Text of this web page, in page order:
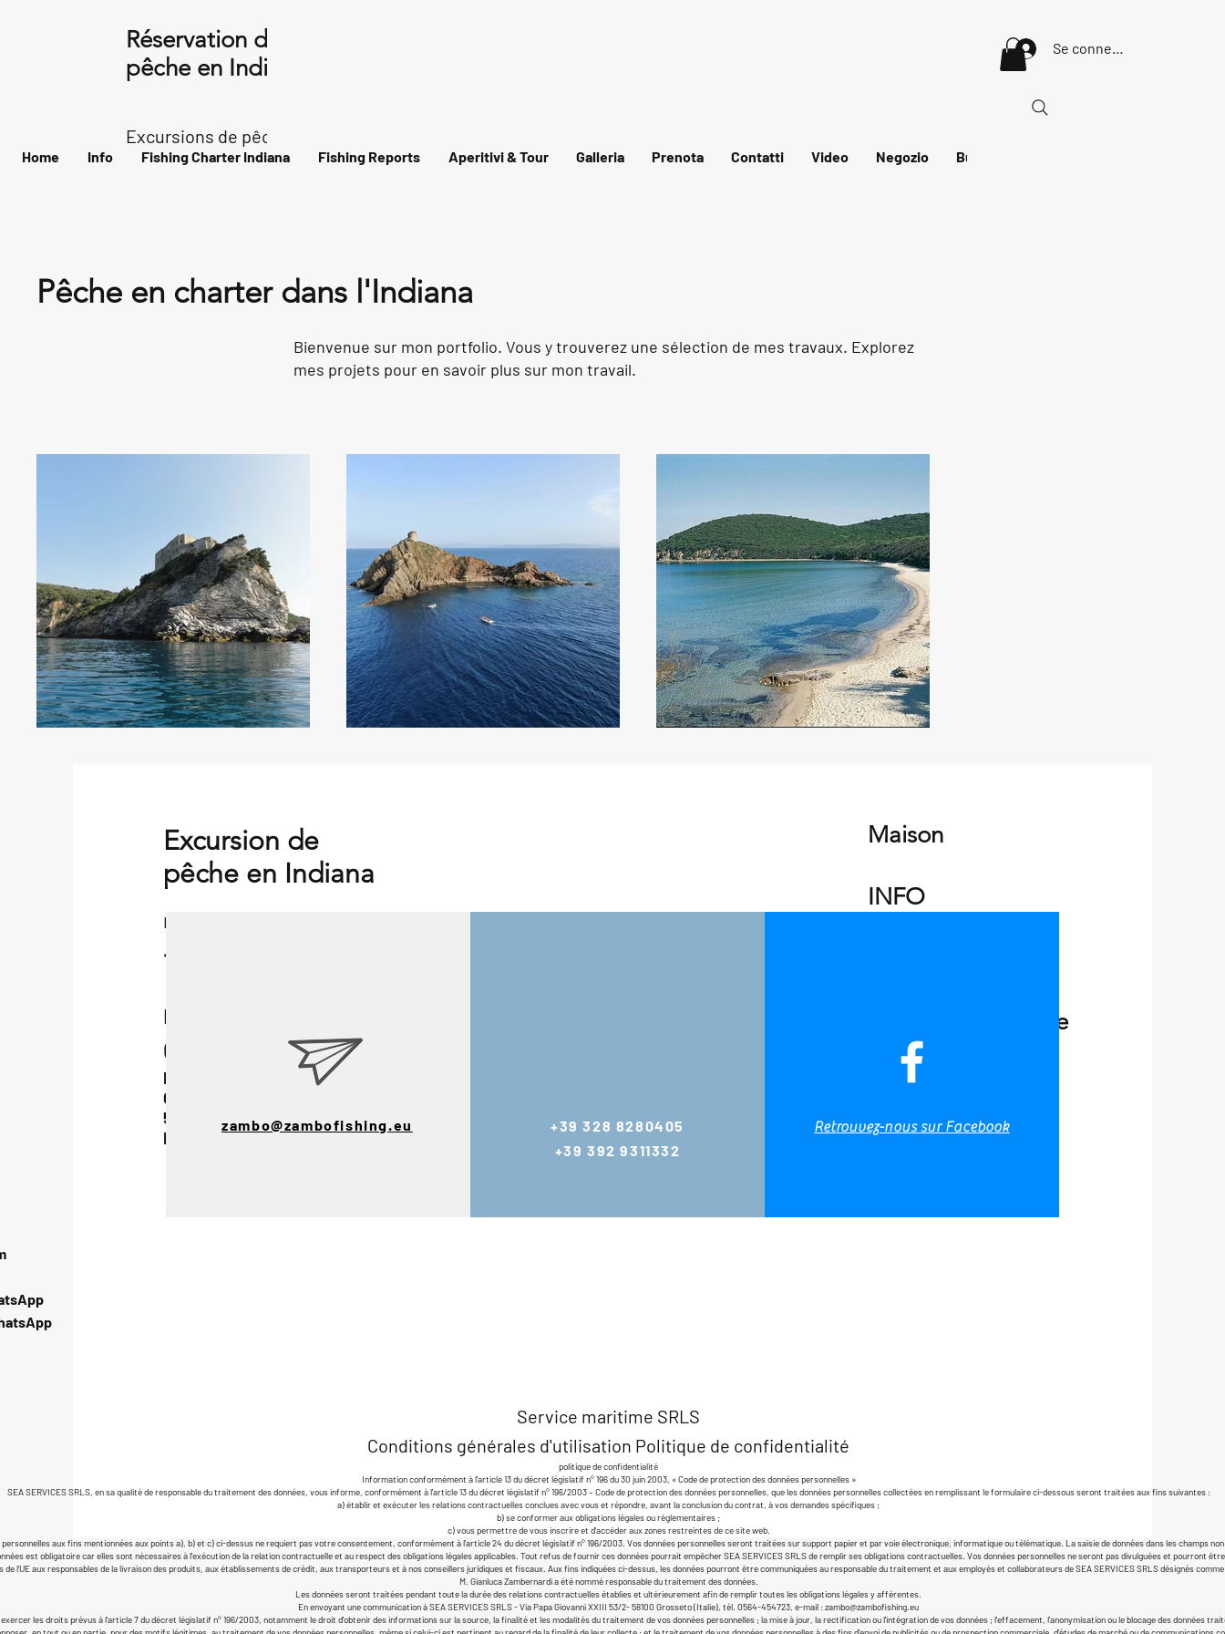
Réservation de bateau de
pêche en Indiana
Excursions de pêche dans l'archipel
Home Info Fishing Charter Indiana Fishing Reports Aperitivi & Tour Galleria Prenota Contatti Video Negozio Buono regalo
Se connecter
Pêche en charter dans l'Indiana
Bienvenue sur mon portfolio. Vous y trouverez une sélection de mes travaux. Explorez
mes projets pour en savoir plus sur mon travail.
Excursion de
pêche en Indiana
Excursion de pêche
Locale
OÙ NOUS TROUVER
Rue Ambrogio Fogar
Castiglione della Pescaia
58043
Italie
Maison
INFO
Rapports de pêche
Galerie
Service maritime SRLS
Conditions générales d'utilisation Politique de confidentialité
politique de confidentialité
Information conformément à l'article 13 du décret législatif n° 196 du 30 juin 2003, « Code de protection des données personnelles »
SEA SERVICES SRLS, en sa qualité de responsable du traitement des données, vous informe, conformément à l'article 13 du décret législatif n° 196/2003 – Code de protection des données personnelles, que les données personnelles collectées en remplissant le formulaire ci-dessous seront traitées aux fins suivantes :
a) établir et exécuter les relations contractuelles conclues avec vous et répondre, avant la conclusion du contrat, à vos demandes spécifiques ;
b) se conformer aux obligations légales ou réglementaires ;
c) vous permettre de vous inscrire et d'accéder aux zones restreintes de ce site web.
aux fins mentionnées aux points a), b) et c) ci-dessus ne requiert pas votre consentement, conformément à l'article 24 du décret législatif n° 196/2003. Vos données personnelles seront traitées sur support papier et par voie électronique, informatique ou télématique. La saisie de données dans les champs
est obligatoire car elles sont nécessaires à l'exécution de la relation contractuelle et au respect des obligations légales applicables. Tout refus de fournir ces données pourrait empêcher SEA SERVICES SRLS de remplir ses obligations contractuelles. Vos données personnelles ne seront pas divulguées et pourront
de l'UE aux responsables de la livraison des produits, aux établissements de crédit, aux transporteurs et à nos conseillers juridiques et fiscaux. Aux fins indiquées ci-dessus, les données pourront être communiquées au responsable du traitement et aux employés et collaborateurs de SEA SERVICES SRLS désignés
M. Gianluca Zambernardi a été nommé responsable du traitement des données.
Les données seront traitées pendant toute la durée des relations contractuelles établies et ultérieurement afin de remplir toutes les obligations légales y afférentes.
En envoyant une communication à SEA SERVICES SRLS - Via Papa Giovanni XXIII 53/2- 58100 Grosseto (Italie), tél. 0564-454723, e-mail :zambo@zambofishing.eu
les droits prévus à l'article 7 du décret législatif n° 196/2003, notamment le droit d'obtenir des informations sur la source, la finalité et les modalités du traitement de vos données personnelles ; la mise à jour, la rectification ou l'intégration de vos données ; l'effacement, l'anonymisation ou le blocage des données
zambo@zambofishing.eu
+39 328 8280405
+39 392 9311332
Retrouvez-nous sur Facebook